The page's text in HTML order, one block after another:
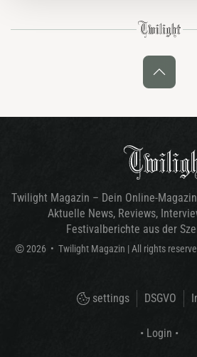
Twilight Magazin – Dein Online-
Aktuelle News, Reviews,
Festivalberichte aus der
© 2026 • Twilight Magazin | All rights
settings DSGVO
• Login •